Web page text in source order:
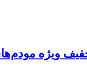
ویژه